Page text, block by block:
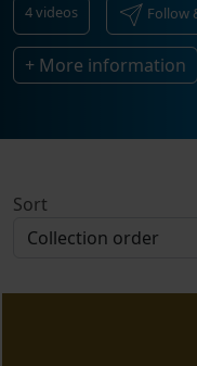
4videos Follow
+ More information
Sort